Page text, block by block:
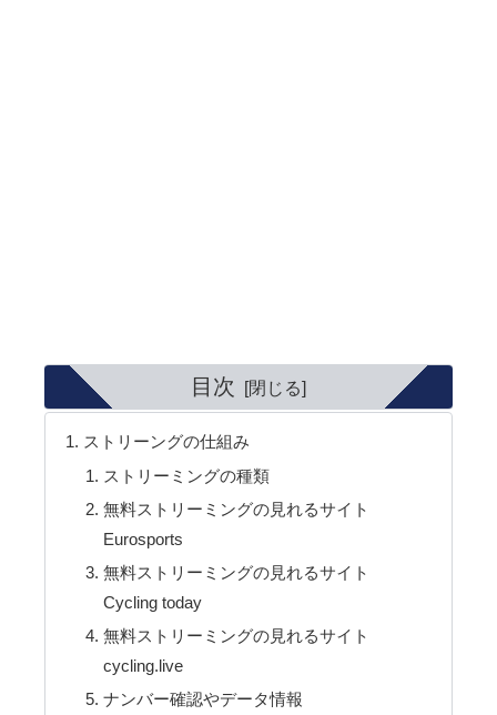
目次
ストリーングの仕組み
ストリーミングの種類
無料ストリーミングの見れるサイト
Eurosports
無料ストリーミングの見れるサイト
Cycling today
無料ストリーミングの見れるサイト
cycling.live
ナンバー確認やデータ情報